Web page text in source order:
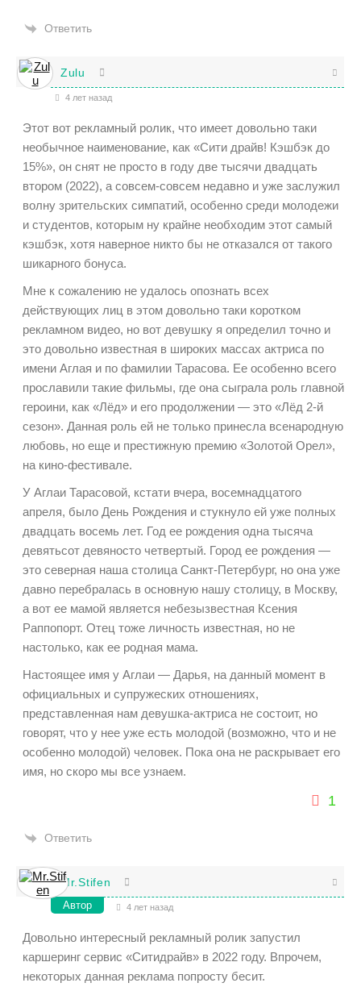
Ответить
Zulu
4 лет назад
Этот вот рекламный ролик, что имеет довольно таки
необычное наименование, как «Сити драйв! Кэшбэк до
15%», он снят не просто в году две тысячи двадцать
втором (2022), а совсем-совсем недавно и уже заслужил
волну зрительских симпатий, особенно среди молодежи
и студентов, которым ну крайне необходим этот самый
кэшбэк, хотя наверное никто бы не отказался от такого
шикарного бонуса.
Мне к сожалению не удалось опознать всех
действующих лиц в этом довольно таки коротком
рекламном видео, но вот девушку я определил точно и
это довольно известная в широких массах актриса по
имени Аглая и по фамилии Тарасова. Ее особенно всего
прославили такие фильмы, где она сыграла роль главной
героини, как «Лёд» и его продолжении — это «Лёд 2-й
сезон». Данная роль ей не только принесла всенародную
любовь, но еще и престижную премию «Золотой Орел»,
на кино-фестивале.
У Аглаи Тарасовой, кстати вчера, восемнадцатого
апреля, было День Рождения и стукнуло ей уже полных
двадцать восемь лет. Год ее рождения одна тысяча
девятьсот девяносто четвертый. Город ее рождения —
это северная наша столица Санкт-Петербург, но она уже
давно перебралась в основную нашу столицу, в Москву,
а вот ее мамой является небезызвестная Ксения
Раппопорт. Отец тоже личность известная, но не
настолько, как ее родная мама.
Настоящее имя у Аглаи — Дарья, на данный момент в
официальных и супружеских отношениях,
представленная нам девушка-актриса не состоит, но
говорят, что у нее уже есть молодой (возможно, что и не
особенно молодой) человек. Пока она не раскрывает его
имя, но скоро мы все узнаем.
1
Ответить
Mr.Stifen
Автор 4 лет назад
Довольно интересный рекламный ролик запустил
каршеринг сервис «Ситидрайв» в 2022 году. Впрочем,
некоторых данная реклама попросту бесит.